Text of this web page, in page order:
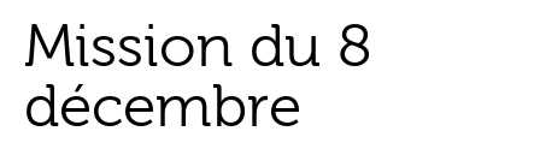
Mission du 8
décembre